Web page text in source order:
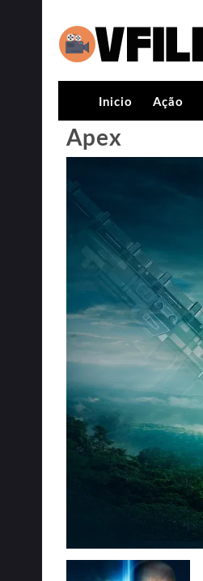
Inicio Ação
Apex